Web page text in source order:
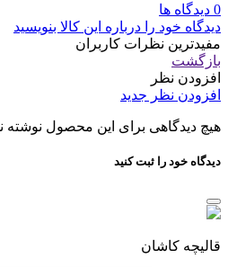
0 دیدگاه ها
دیدگاه خود را درباره این کالا بنویسید
مفیدترین نظرات کاربران
بازگشت
افزودن نظر
افزودن نظر جدید
هیچ دیدگاهی برای این محصول
دیدگاه خود را ثبت کنید
قالیچه کاشان